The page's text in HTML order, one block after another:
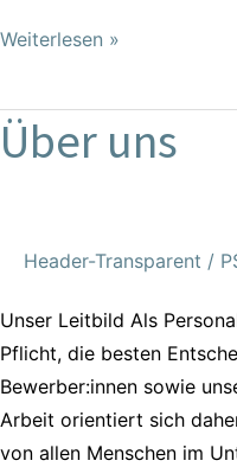
Weiterlesen »
Über uns
Header-Transparent /
Unser Leitbild Als
Pflicht, die besten
Bewerber:innen sowie
Arbeit orientiert sich
von allen Menschen im
Über
uns